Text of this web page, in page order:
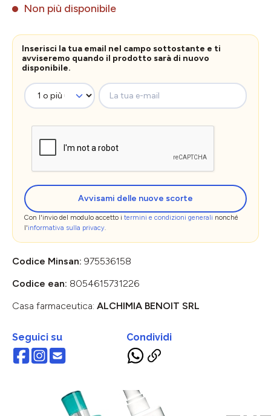
Non più disponibile
Inserisci la tua email nel campo sottostante e ti
avviseremo quando il prodotto sarà di nuovo
disponibile.
La tua e-mail
Avvisami delle nuove scorte
Con l'invio del modulo accetto i termini e condizioni generali nonché
l'informativa sulla privacy.
Codice Minsan: 975536158
Codice ean: 8054615731226
Casa farmaceutica: ALCHIMIA BENOIT SRL
Seguici su Condividi